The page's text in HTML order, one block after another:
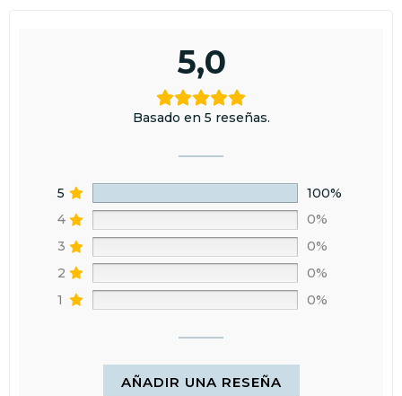
que debe estar en perfecto estado y sin uso.
5,0
Basado en 5 reseñas.
5
100%
4
0%
3
0%
2
0%
1
0%
AÑADIR UNA RESEÑA